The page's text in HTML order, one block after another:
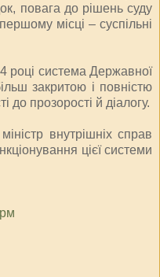
повага до рішень суду
місці – суспільні
році система Державної
закритою і повністю
до прозорості й діалогу.
внутрішніх справ
цієї системи